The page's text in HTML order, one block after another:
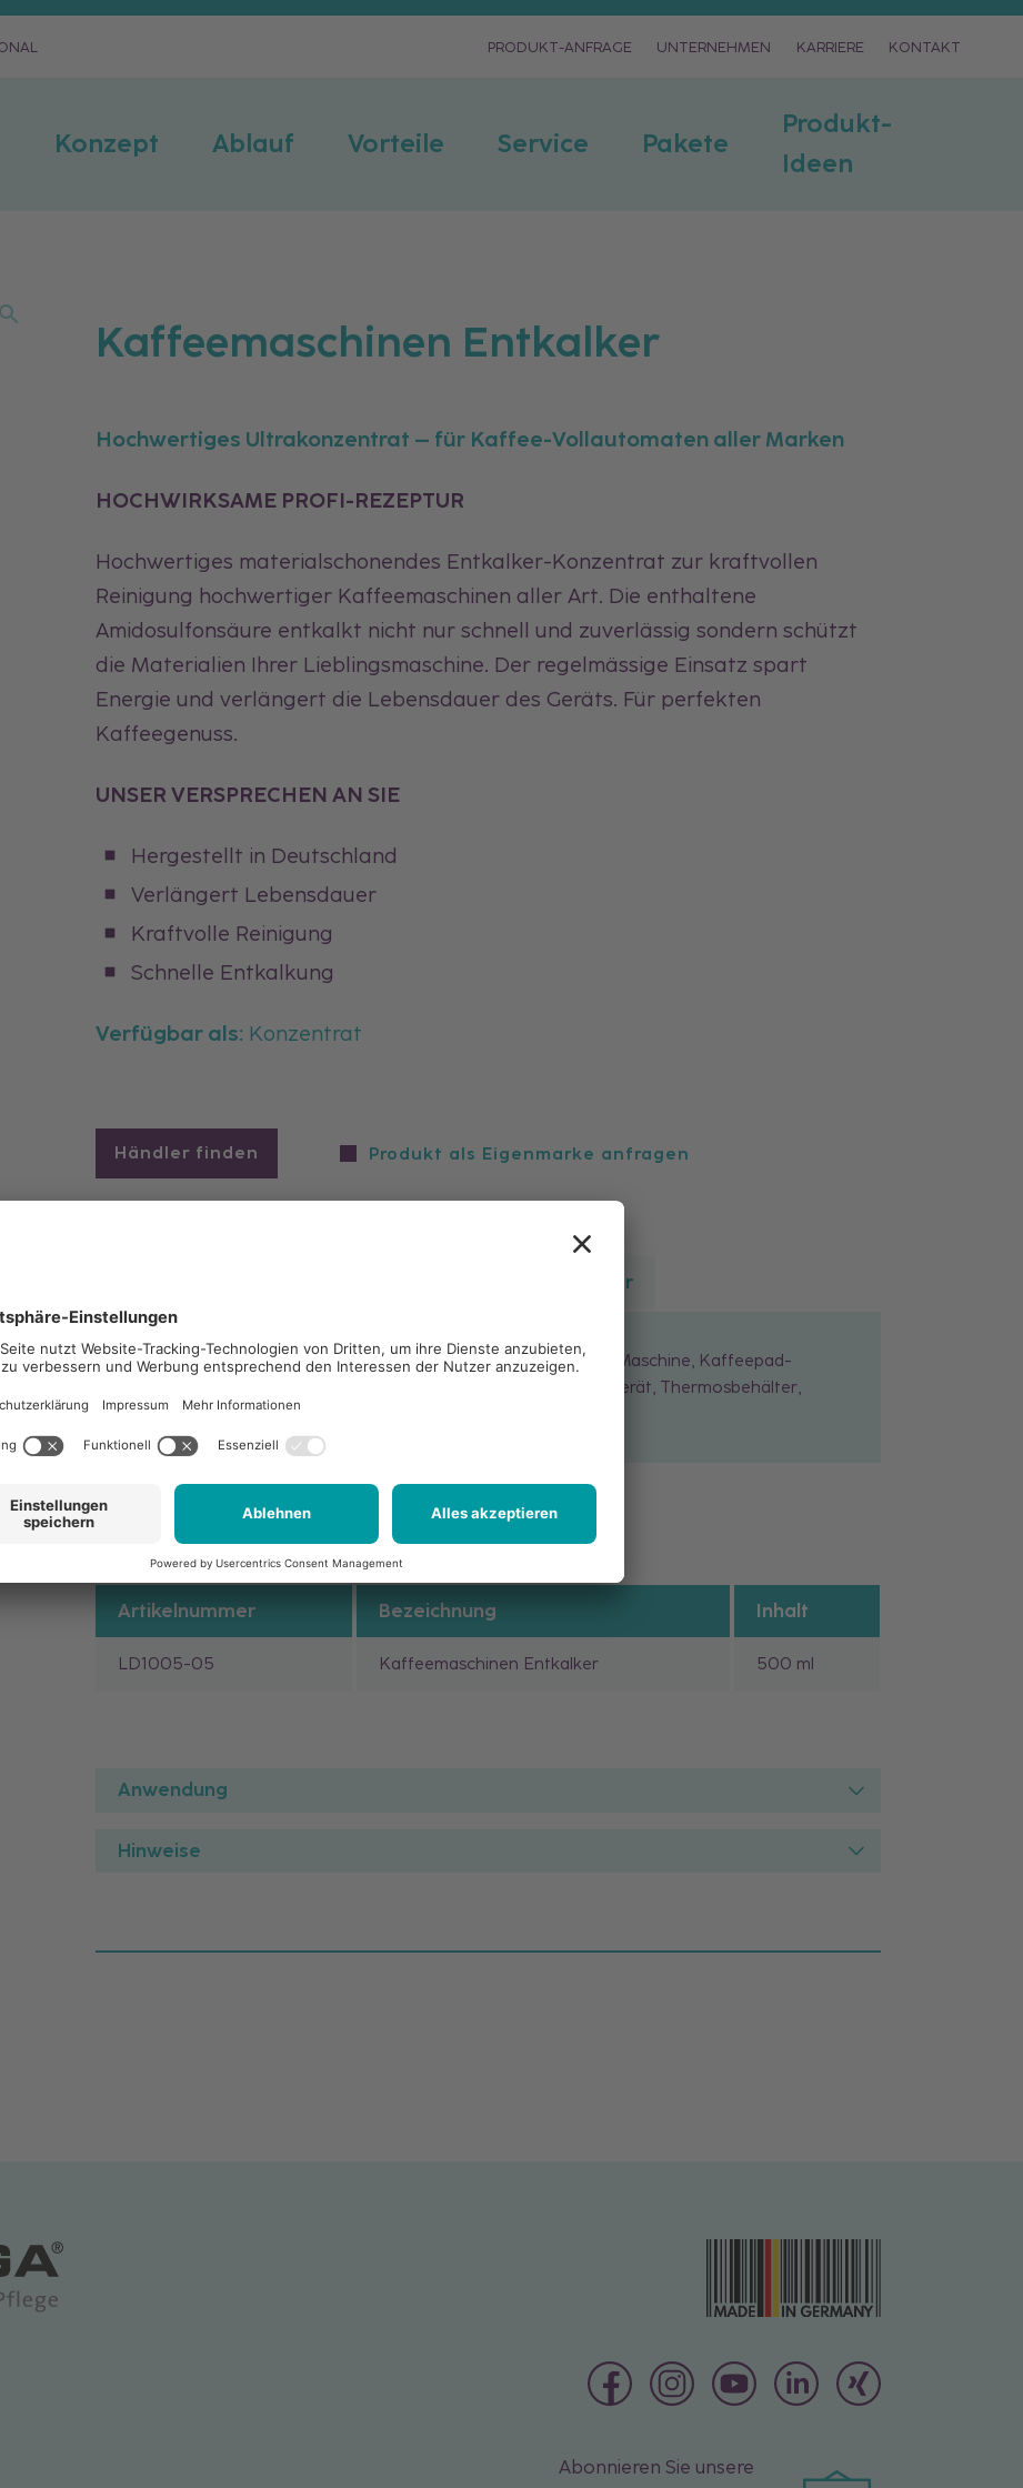
PRODUKT-ANFRAGE UNTERNEHMEN KARRIERE KONTAKT
Konzept Ablauf Vorteile Service Pakete
Produkt-
Ideen
Kaffeemaschinen Entkalker
Hochwertiges Ultrakonzentrat – für Kaffee-Vollautomaten aller Marken
HOCHWIRKSAME PROFI-REZEPTUR
Hochwertiges materialschonendes Entkalker-Konzentrat zur kraftvollen
Reinigung hochwertiger Kaffeemaschinen aller Art. Die enthaltene
Amidosulfonsäure entkalkt nicht nur schnell und zuverlässig sondern schützt
die Materialien Ihrer Lieblingsmaschine. Der regelmässige Einsatz spart
Energie und verlängert die Lebensdauer des Geräts. Für perfekten
Kaffeegenuss.
UNSER VERSPRECHEN AN SIE
Hergestellt in Deutschland
Verlängert Lebensdauer
Kraftvolle Reinigung
Schnelle Entkalkung
Verfügbar als: Konzentrat
Händler finden Produkt als Eigenmarke anfragen
Wirkt bei/Schützt vor
Kaffee-Vollautomat, Halbautomat, Kolbenmaschine, Espresso-Maschine, Kaffeepad-
Maschine, Siebträgergerät, Filterkaffee-Maschine, Heisswassergerät, Thermosbehälter,
Kaffee-Kanne
Artikelnummer Bezeichnung Inhalt
LD1005-05 Kaffeemaschinen Entkalker 500 ml
Anwendung
Hinweise
Abonnieren Sie unsere